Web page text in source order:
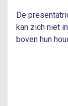
De
kan zich niet
boven hun